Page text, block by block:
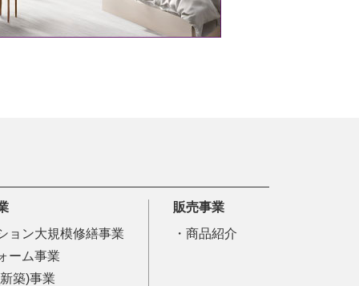
ョン大規模修繕事業
ーム事業
築)事業
販売事業
商品紹介